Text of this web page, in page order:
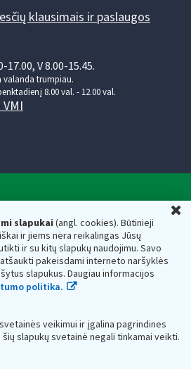
slapukai(angl. cookies). Būtinieji
ir jiems nėra reikalingas Jūsų
ir su kitų slapukų naudojimu. Savo
pakeisdami interneto naršyklės
slapukus. Daugiau informacijos
politika.
veikimui ir įgalina pagrindines
slapukų svetainė negali tinkamai veikti.
klausimais ir paslaugos
V 8.00-15.45.
valanda trumpiau.
8.00 val. - 12.00 val.
ministerijos
asmens kodas — 188659752,
14, 01107 Vilnius, Lietuva, el.paštas:
adresas 188659752
mokesčių inspekciją prie Lietuvos
kaupiami ir saugomi Juridinių